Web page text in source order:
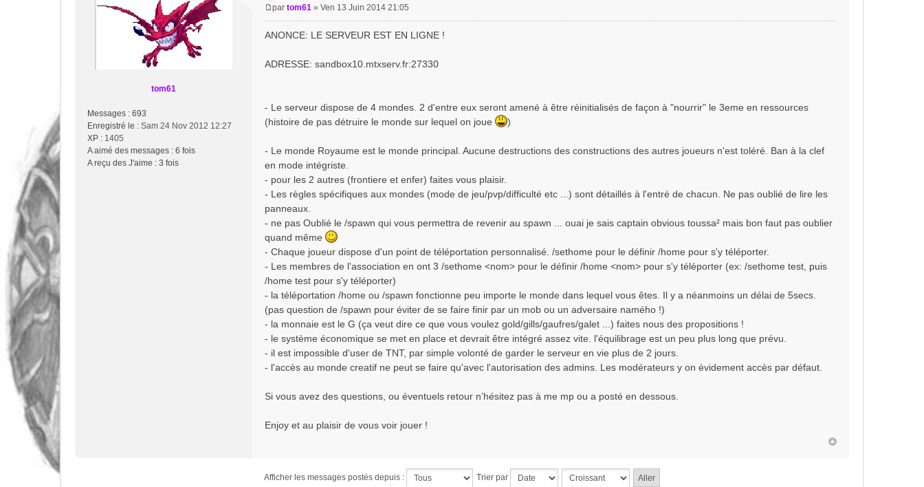
tom61
Messages : 693
Enregistré le : Sam 24 Nov 2012 12:27
XP : 1405
A aimé des messages : 6 fois
A reçu des J'aime : 3 fois
s
a
par tom61 » Ven 13 Juin 2014 21:05
ANONCE: LE SERVEUR EST EN LIGNE !
ADRESSE: sandbox10.mtxserv.fr:27330
- Le serveur dispose de 4 mondes. 2 d'entre eux seront amené à être réinitialisés de façon à "nourrir" le 3eme en ressources
(histoire de pas détruire le monde sur lequel on joue
)
- Le monde Royaume est le monde principal. Aucune destructions des constructions des autres joueurs n'est toléré. Ban à la clef
en mode intégriste.
- pour les 2 autres (frontiere et enfer) faites vous plaisir.
- Les règles spécifiques aux mondes (mode de jeu/pvp/difficulté etc ...) sont détaillés à l'entré de chacun. Ne pas oublié de lire les
panneaux.
- ne pas Oublié le /spawn qui vous permettra de revenir au spawn ... ouai je sais captain obvious toussa² mais bon faut pas oublier
quand même
- Chaque joueur dispose d'un point de téléportation personnalisé. /sethome pour le définir /home pour s'y téléporter.
- Les membres de l'association en ont 3 /sethome <nom> pour le définir /home <nom> pour s'y téléporter (ex: /sethome test, puis
/home test pour s'y téléporter)
- la téléportation /home ou /spawn fonctionne peu importe le monde dans lequel vous êtes. Il y a néanmoins un délai de 5secs.
(pas question de /spawn pour éviter de se faire finir par un mob ou un adversaire namého !)
- la monnaie est le G (ça veut dire ce que vous voulez gold/gills/gaufres/galet ...) faites nous des propositions !
- le système économique se met en place et devrait être intégré assez vite. l'équilibrage est un peu plus long que prévu.
- il est impossible d'user de TNT, par simple volonté de garder le serveur en vie plus de 2 jours.
- l'accès au monde creatif ne peut se faire qu'avec l'autorisation des admins. Les modérateurs y on évidement accès par défaut.
Si vous avez des questions, ou éventuels retour n’hésitez pas à me mp ou a posté en dessous.
Enjoy et au plaisir de vous voir jouer !
Afficher les messages postés depuis : Trier par